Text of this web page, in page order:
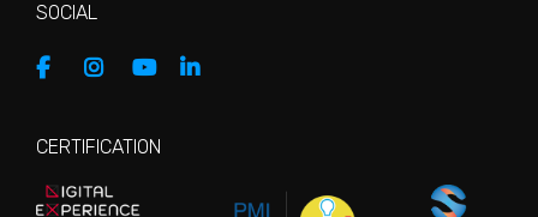
SOCIAL
CERTIFICATION